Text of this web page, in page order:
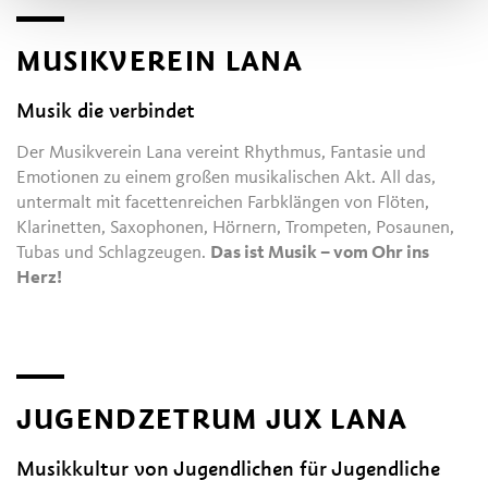
MUSIKVEREIN LANA
Musik die verbindet
Der Musikverein Lana vereint Rhythmus, Fantasie und
Emotionen zu einem großen musikalischen Akt. All das,
untermalt mit facettenreichen Farbklängen von Flöten,
Klarinetten, Saxophonen, Hörnern, Trompeten, Posaunen,
Tubas und Schlagzeugen. Das ist Musik – vom Ohr ins
Herz!
JUGENDZETRUM JUX LANA
Musikkultur von Jugendlichen für Jugendliche